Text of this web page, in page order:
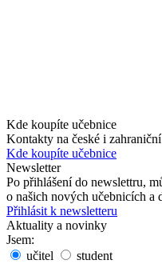
Kde koupíte učebnice
Kontakty na české i
Kde koupíte učebnice
Newsletter
Po přihlášení do newslettru,
o našich nových učebnicích a
Přihlásit k newsletteru
Aktuality a novinky
Jsem:
učitel
student